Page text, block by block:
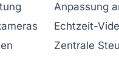
Anpassung
Echtzeit-
Zentrale